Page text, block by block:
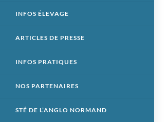
INFOS ÉLEVAGE
ARTICLES DE PRESSE
INFOS PRATIQUES
NOS PARTENAIRES
STÉ DE L’ANGLO NORMAND